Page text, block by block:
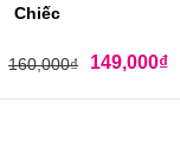
Chiếc
160,000₫ 149,000₫